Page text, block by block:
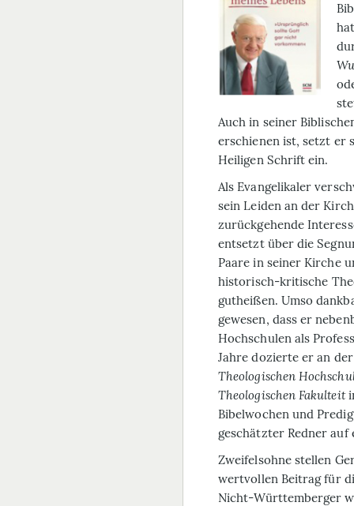
Auch in seiner
erschienen ist, setzt er
Heiligen Schrift ein.
Als Evangelikaler
sein Leiden an der
zurückgehende
entsetzt über die
Paare in seiner Kirche
historisch-kritische
gutheißen. Umso
gewesen, dass er
Hochschulen als
Jahre dozierte er an der
Theologischen
Theologischen Fakulteit
Bibelwochen und
geschätzter Redner auf
Zweifelsohne stellen
wertvollen Beitrag für
Nicht-Württemberger